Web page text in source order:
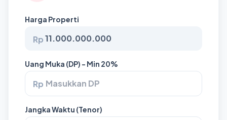
Harga Properti
Rp
Uang Muka (DP) - Min 20%
Rp
Jangka Waktu (Tenor)